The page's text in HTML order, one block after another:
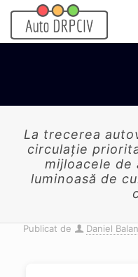
La trecerea
circulaţie
mijloacele de
luminoasă de
Publicat de Daniel Balan